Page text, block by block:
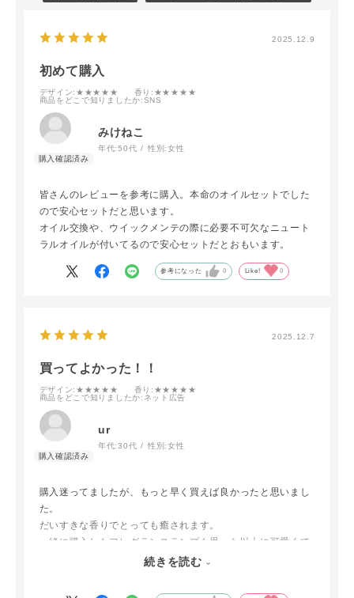
2025.12.9
初めて購入
デザイン:★★★★★ 香り :★★★★★
商品をどこで知りましたか:SNS
みけねこ
年代:50代 性別:女性
皆さんのレビューを参考に購入。本命のオイルセットでした
ので安心セットだと思います。
オイル交換や、ウイックメンテの際に必要不可欠なニュート
ラルオイルが付いてるので安心セットだとおもいます。
参考になった 0 Like! 0
2025.12.7
買ってよかった！！
デザイン:★★★★★ 香り :★★★★★
商品をどこで知りましたか:ネット広告
ur
年代:30代 性別:女性
購入迷ってましたが、もっと早く買えば良かったと思いまし
た。
だいすきな香りでとっても癒されます。
一緒に購入したフレグランスランプも思った以上に可愛くて
続きを読む